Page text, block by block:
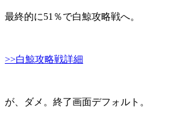
最終的に51％で白鯨攻略戦へ。
>>白鯨攻略戦詳細
が、ダメ。終了画面デフォルト。